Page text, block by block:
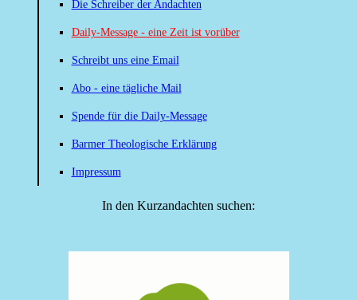
Die Schreiber der Andachten
Daily-Message - eine Zeit ist vorüber
Schreibt uns eine Email
Abo - eine tägliche Mail
Spende für die Daily-Message
Barmer Theologische Erklärung
Impressum
In den Kurzandachten suchen: